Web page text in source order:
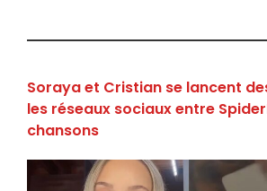
Soraya et Cristian se lancent
les réseaux sociaux entre
chansons